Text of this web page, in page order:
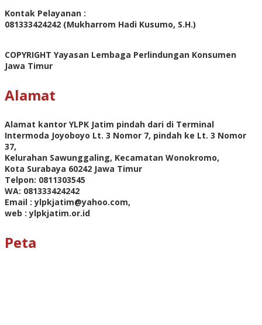
Kontak Pelayanan :
081333424242 (Mukharrom Hadi Kusumo, S.H.)
COPYRIGHT Yayasan Lembaga Perlindungan Konsumen
Jawa Timur
Alamat
Alamat kantor YLPK Jatim pindah dari di Terminal
Intermoda Joyoboyo Lt. 3 Nomor 7, pindah ke Lt. 3 Nomor
37,
Kelurahan Sawunggaling, Kecamatan Wonokromo,
Kota Surabaya 60242 Jawa Timur
Telpon: 0811303545
WA: 081333424242
Email : ylpkjatim@yahoo.com,
web : ylpkjatim.or.id
Peta